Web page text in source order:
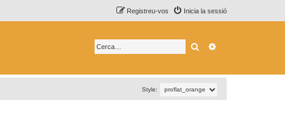
Inicia la sessió
Registreu-vos
Cerca
Style: